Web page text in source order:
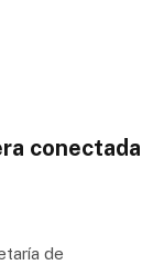
conectada
de